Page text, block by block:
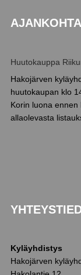
Huutokauppa
Hakojärven
huutokaupan klo
Korin luona
allaolevasta
Kyläyhdistys
Hakojärven